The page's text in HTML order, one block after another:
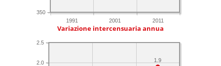
1991 2001 2011
350
Variazione intercensuaria annua
2.0
2.5
1.9